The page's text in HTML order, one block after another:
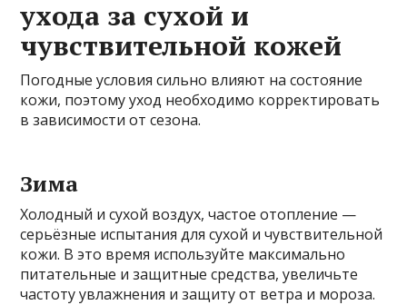
ухода за сухой и
чувствительной кожей
Погодные условия сильно влияют на состояние
кожи, поэтому уход необходимо корректировать
в зависимости от сезона.
Зима
Холодный и сухой воздух, частое отопление —
серьёзные испытания для сухой и чувствительной
кожи. В это время используйте максимально
питательные и защитные средства, увеличьте
частоту увлажнения и защиту от ветра и мороза.